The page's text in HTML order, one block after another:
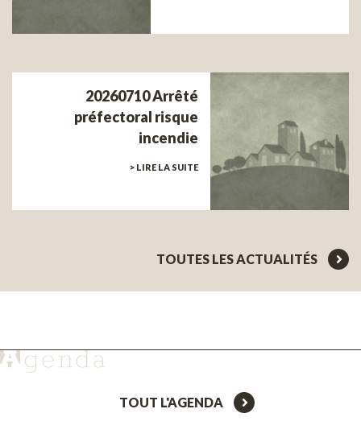
20260710 Arrêté
préfectoral risque
incendie
> LIRE LA SUITE
TOUTES LES ACTUALITÉS
TOUT L'AGENDA